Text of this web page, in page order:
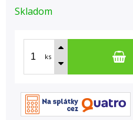
Skladom
ks